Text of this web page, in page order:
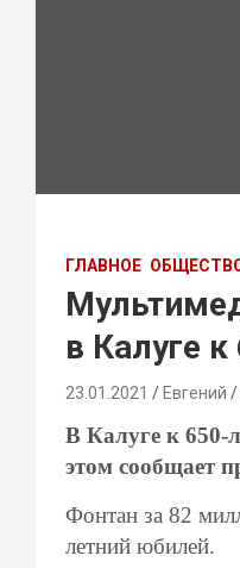
ГЛАВНОЕ
в Калуге
23.01.2021 Евгений
В Калуге к 650-
этом сообщает
Фонтан за 82
летний юбилей.